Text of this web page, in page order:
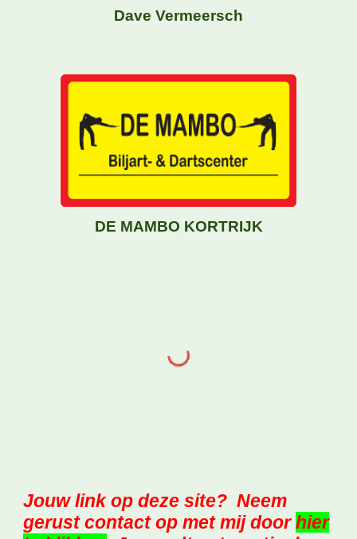
Dave Vermeersch
DE MAMBO KORTRIJK
Jouw link op deze site? Neem
gerust contact op met mij doorhier